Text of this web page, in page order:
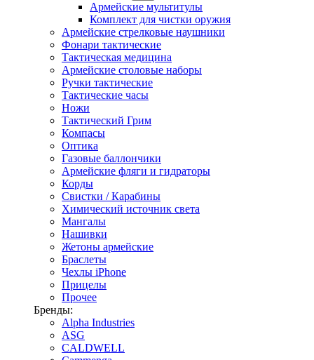
Армейские мультитулы
Комплект для чистки оружия
Армейские стрелковые наушники
Фонари тактические
Тактическая медицина
Армейские столовые наборы
Ручки тактические
Тактические часы
Ножи
Тактический Грим
Компасы
Оптика
Газовые баллончики
Армейские фляги и гидраторы
Корды
Свистки / Карабины
Химический источник света
Мангалы
Нашивки
Жетоны армейские
Браслеты
Чехлы iPhone
Прицелы
Прочее
Бренды:
Alpha Industries
ASG
CALDWELL